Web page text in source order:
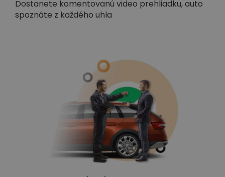
Dostanete komentovanú video prehliadku, auto
spoznáte z každého uhla